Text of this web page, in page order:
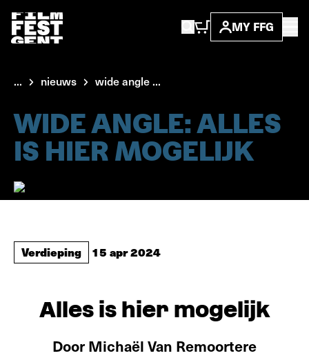
MY FFG
... nieuws wide angle ...
WIDE ANGLE: ALLES
IS HIER MOGELIJK
Verdieping 15 apr 2024
Alles is hier mogelijk
Door Michaël Van Remoortere